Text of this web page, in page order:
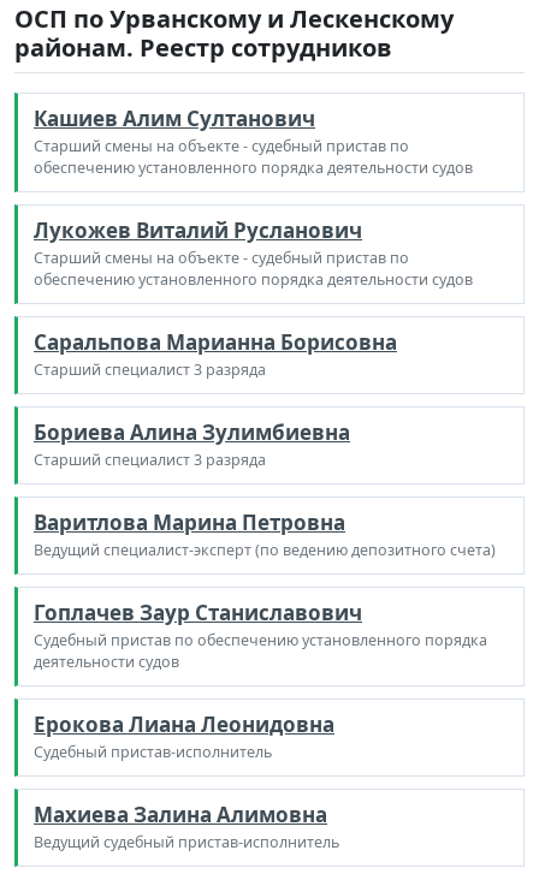
ОСП по Урванскому и Лескенскому
районам. Реестр сотрудников
Кашиев Алим Султанович
Старший смены на объекте - судебный пристав по
обеспечению установленного порядка деятельности судов
Лукожев Виталий Русланович
Старший смены на объекте - судебный пристав по
обеспечению установленного порядка деятельности судов
Саральпова Марианна Борисовна
Старший специалист 3 разряда
Бориева Алина Зулимбиевна
Старший специалист 3 разряда
Варитлова Марина Петровна
Ведущий специалист-эксперт (по ведению депозитного счета)
Гоплачев Заур Станиславович
Судебный пристав по обеспечению установленного порядка
деятельности судов
Ерокова Лиана Леонидовна
Судебный пристав-исполнитель
Махиева Залина Алимовна
Ведущий судебный пристав-исполнитель